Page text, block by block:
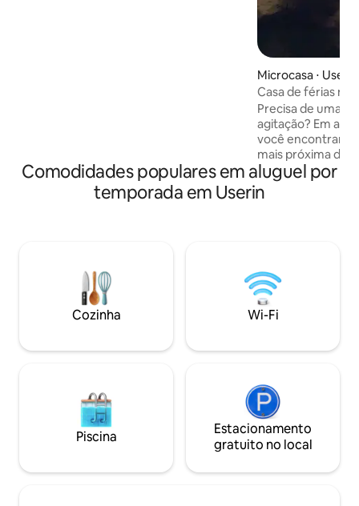
Microcasa ⋅ Userin
Casa de férias no
Precisa de uma
agitação? Em
você encontrará
mais próxima do
acesso direto ao
há uma cama de
Outra opção é o
relaxar. A cerca
Neustrelitz.
solicitação.
Comodidades populares em aluguel por
temporada em Userin
Cozinha Wi-Fi
Piscina
Estacionamento
gratuito no local